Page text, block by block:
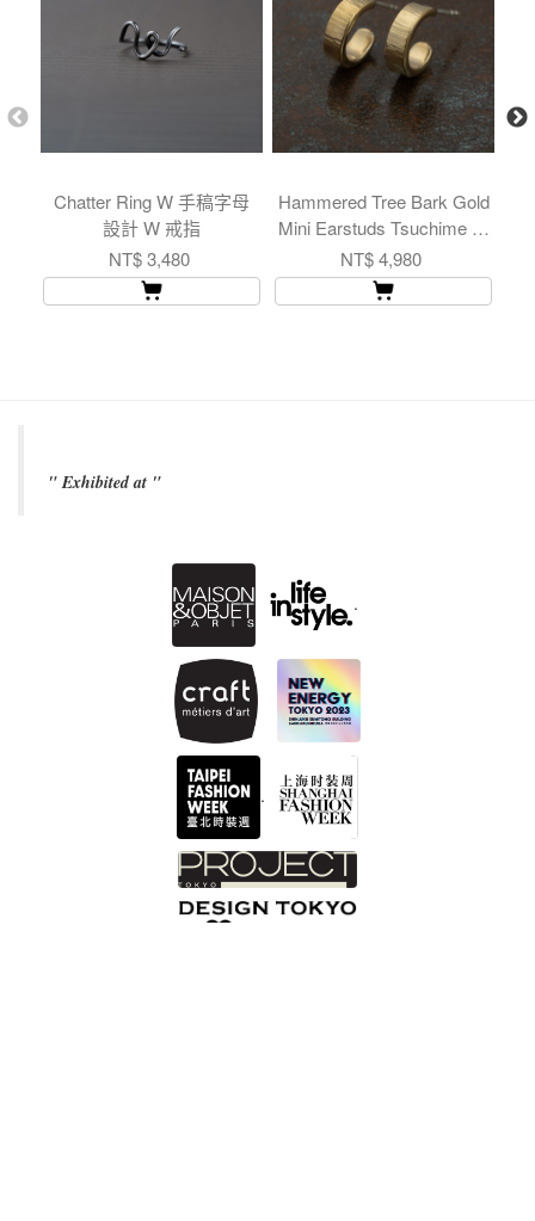
Chatter Ring W 手稿字母
設計 W 戒指
NT$ 3,480
Hammered Tree Bark Gold
Mini Earstuds Tsuchime 錘
目 樹紋 金色 小耳釘
NT$ 4,980
" Exhibited at "
.
.